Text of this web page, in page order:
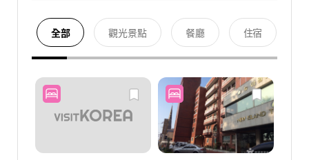
全部 觀光景點 餐廳 住宿